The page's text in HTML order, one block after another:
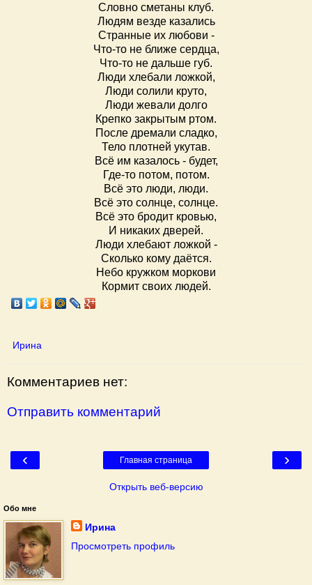
Словно сметаны клуб.
Людям везде казались
Странные их любови -
Что-то не ближе сердца,
Что-то не дальше губ.
Люди хлебали ложкой,
Люди солили круто,
Люди жевали долго
Крепко закрытым ртом.
После дремали сладко,
Тело плотней укутав.
Всё им казалось - будет,
Где-то потом, потом.
Всё это люди, люди.
Всё это солнце, солнце.
Всё это бродит кровью,
И никаких дверей.
Люди хлебают ложкой -
Сколько кому даётся.
Небо кружком моркови
Кормит своих людей.
Ирина
Комментариев нет:
Отправить комментарий
‹ ›
Главная страница
Открыть веб-версию
Обо мне
Ирина
Просмотреть профиль